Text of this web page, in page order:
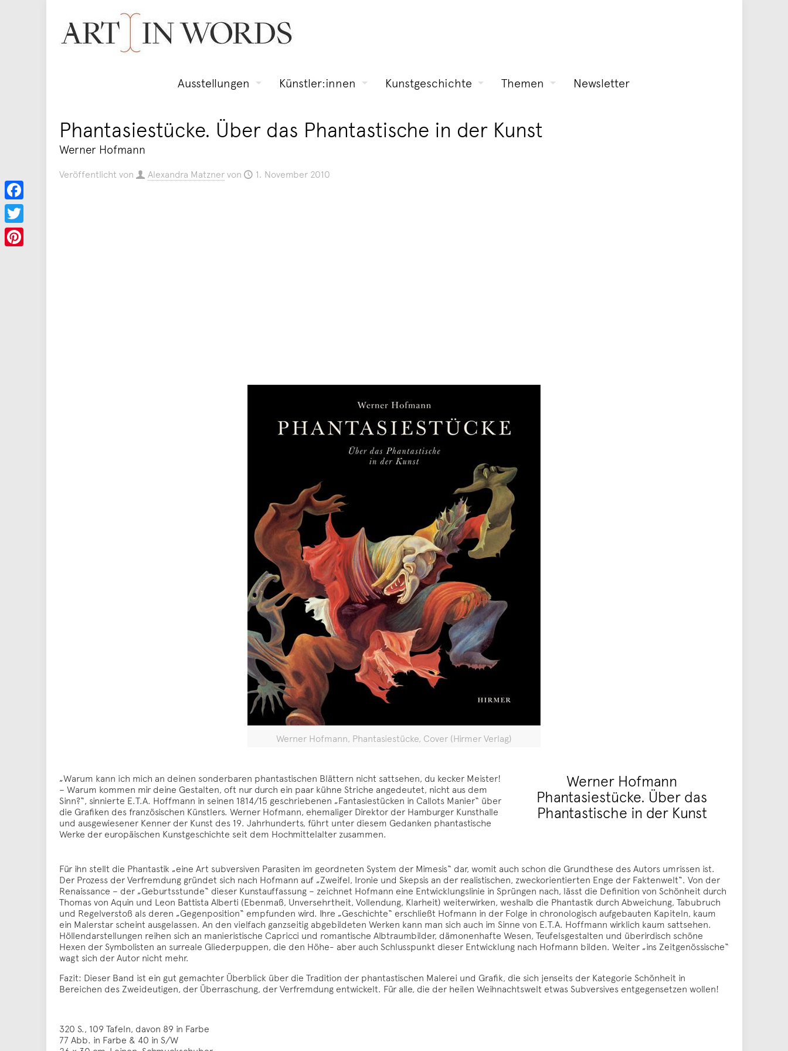
Ausstellungen Künstler:innen Kunstgeschichte Themen Newsletter
Phantasiestücke. Über das Phantastische in der Kunst
Werner Hofmann
Veröffentlicht von Alexandra Matzner von 1. November 2010
Werner Hofmann, Phantasiestücke, Cover (Hirmer Verlag)
„Warum kann ich mich an deinen sonderbaren phantastischen Blättern nicht sattsehen, du kecker Meister!
– Warum kommen mir deine Gestalten, oft nur durch ein paar kühne Striche angedeutet, nicht aus dem
Sinn?“, sinnierte E.T.A. Hoffmann in seinen 1814/15 geschriebenen „Fantasiestücken in Callots Manier“ über
die Grafiken des französischen Künstlers. Werner Hofmann, ehemaliger Direktor der Hamburger Kunsthalle
und ausgewiesener Kenner der Kunst des 19. Jahrhunderts, führt unter diesem Gedanken phantastische
Werke der europäischen Kunstgeschichte seit dem Hochmittelalter zusammen.
Werner Hofmann
Phantasiestücke. Über das
Phantastische in der Kunst
Für ihn stellt die Phantastik „eine Art subversiven Parasiten im geordneten System der Mimesis“ dar, womit auch schon die Grundthese des Autors umrissen ist.
Der Prozess der Verfremdung gründet sich nach Hofmann auf „Zweifel, Ironie und Skepsis an der realistischen, zweckorientierten Enge der Faktenwelt“. Von der
Renaissance – der „Geburtsstunde“ dieser Kunstauffassung – zeichnet Hofmann eine Entwicklungslinie in Sprüngen nach, lässt die Definition von Schönheit durch
Thomas von Aquin und Leon Battista Alberti (Ebenmaß, Unversehrtheit, Vollendung, Klarheit) weiterwirken, weshalb die Phantastik durch Abweichung, Tabubruch
und Regelverstoß als deren „Gegenposition“ empfunden wird. Ihre „Geschichte“ erschließt Hofmann in der Folge in chronologisch aufgebauten Kapiteln, kaum
ein Malerstar scheint ausgelassen. An den vielfach ganzseitig abgebildeten Werken kann man sich auch im Sinne von E.T.A. Hoffmann wirklich kaum sattsehen.
Höllendarstellungen reihen sich an manieristische Capricci und romantische Albtraumbilder, dämonenhafte Wesen, Teufelsgestalten und überirdisch schöne
Hexen der Symbolisten an surreale Gliederpuppen, die den Höhe- aber auch Schlusspunkt dieser Entwicklung nach Hofmann bilden. Weiter „ins Zeitgenössische“
wagt sich der Autor nicht mehr.
Fazit: Dieser Band ist ein gut gemachter Überblick über die Tradition der phantastischen Malerei und Grafik, die sich jenseits der Kategorie Schönheit in
Bereichen des Zweideutigen, der Überraschung, der Verfremdung entwickelt. Für alle, die der heilen Weihnachtswelt etwas Subversives entgegensetzen wollen!
320 S., 109 Tafeln, davon 89 in Farbe
77 Abb. in Farbe & 40 in S/W
Facebook
Twitter